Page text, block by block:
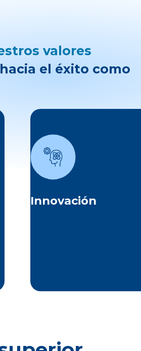
valores
el éxito como
Innovación
Nos esforzamos cada día por
encontrar nuevas y mejores
formas de hacer las cosas,
desafiando paradigmas y co-
generen resultados sostenibles
y de alto impacto.